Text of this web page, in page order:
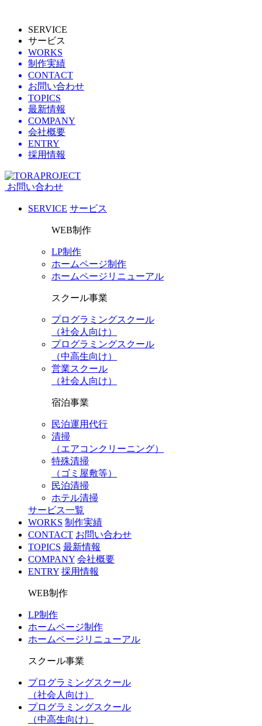
SERVICE
サービス
WORKS
制作実績
CONTACT
お問い合わせ
TOPICS
最新情報
COMPANY
会社概要
ENTRY
採用情報
お問い合わせ
SERVICE サービス
WEB制作
LP制作
ホームページ制作
ホームページリニューアル
スクール事業
プログラミングスクール
（社会人向け）
プログラミングスクール
（中高生向け）
営業スクール
（社会人向け）
宿泊事業
民泊運用代行
清掃
（エアコンクリーニング）
特殊清掃
（ゴミ屋敷等）
民泊清掃
ホテル清掃
サービス一覧
WORKS 制作実績
CONTACT お問い合わせ
TOPICS 最新情報
COMPANY 会社概要
ENTRY 採用情報
WEB制作
LP制作
ホームページ制作
ホームページリニューアル
スクール事業
プログラミングスクール
（社会人向け）
プログラミングスクール
（中高生向け）